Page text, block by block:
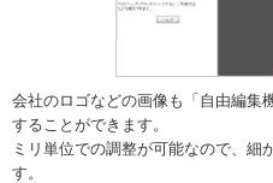
会社のロゴなどの画像も「自由編集
することができます。
ミリ単位での調整が可能なので、細
す。